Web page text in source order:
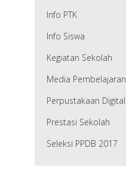
Info PTK
Info Siswa
Kegiatan Sekolah
Media Pembelajaran
Perpustakaan Digital
Prestasi Sekolah
Seleksi PPDB 2017